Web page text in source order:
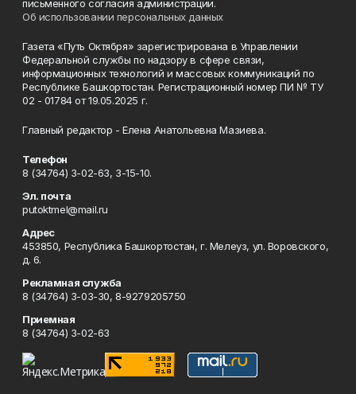
письменного согласия администрации.
Об использовании персональных данных
Газета «Путь Октября» зарегистрирована в Управлении
Федеральной службы по надзору в сфере связи,
информационных технологий и массовых коммуникаций по
Республике Башкортостан. Регистрационный номер ПИ № ТУ
02 - 01784 от 19.05.2025 г.
Главный редактор - Елена Анатольевна Мазиева.
Телефон
8 (34764) 3-02-63, 3-15-10.
Эл. почта
putoktmel@mail.ru
Адрес
453850, Республика Башкортостан, г. Мелеуз, ул. Воровского,
д. 6.
Рекламная служба
8 (34764) 3-03-30, 8-9279205750
Приемная
8 (34764) 3-02-63